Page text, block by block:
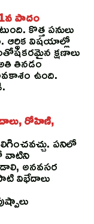
పాదం
కొత్త పనులు
విషయాల్లో
క్షణాలు
తినడం
ఉంది.
రోహిణి,
పనిలో
వాటిని
అనవసర
విభేదాలు